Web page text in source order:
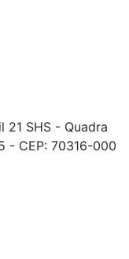
21 SHS - Quadra
- CEP: 70316-000